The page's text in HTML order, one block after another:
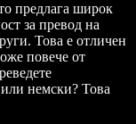
предлага широк
за превод на
Това е отличен
повече от
немски? Това